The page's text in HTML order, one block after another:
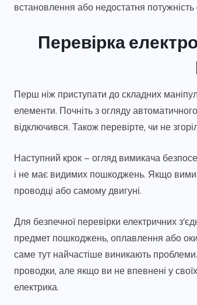
встановлення або недостатня
Перевірка
Перш ніж приступати до складних
елементи. Почніть з огляду
відключився. Також перевірте, чи не
Наступний крок – огляд вимикача
і не має видимих пошкоджень. Якщо
проводці або самому двигуні.
Для безпечної перевірки електричних
предмет пошкоджень, оплавлення або
саме тут найчастіше виникають
проводки, але якщо ви не впевнені у
електрика.